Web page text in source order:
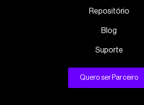
Repositório
Blog
Suporte
Quero ser Parceiro